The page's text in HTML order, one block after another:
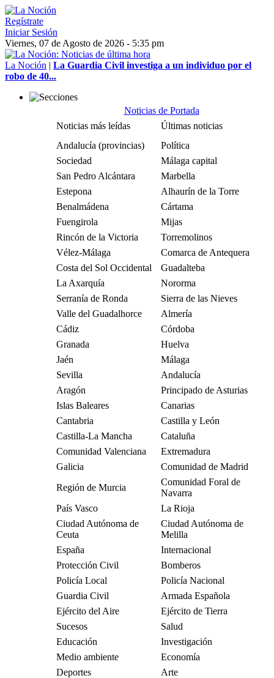
Regístrate
Iniciar Sesión
Viernes, 07 de Agosto de 2026 - 5:35 pm
La Noción | La Guardia Civil investiga a un individuo por el
robo de 40...
Noticias de Portada
Noticias más leídas
Últimas noticias
Andalucía (provincias)
Política
Sociedad
Málaga capital
San Pedro Alcántara
Marbella
Estepona
Alhaurín de la Torre
Benalmádena
Cártama
Fuengirola
Mijas
Rincón de la Victoria
Torremolinos
Vélez-Málaga
Comarca de Antequera
Costa del Sol Occidental
Guadalteba
La Axarquía
Nororma
Serranía de Ronda
Sierra de las Nieves
Valle del Guadalhorce
Almería
Cádiz
Córdoba
Granada
Huelva
Jaén
Málaga
Sevilla
Andalucía
Aragón
Principado de Asturias
Islas Baleares
Canarias
Cantabria
Castilla y León
Castilla-La Mancha
Cataluña
Comunidad Valenciana
Extremadura
Galicia
Comunidad de Madrid
Región de Murcia
Comunidad Foral de
Navarra
País Vasco
La Rioja
Ciudad Autónoma de
Ceuta
Ciudad Autónoma de
Melilla
España
Internacional
Protección Civil
Bomberos
Policía Local
Policía Nacional
Guardia Civil
Armada Española
Ejército del Aire
Ejército de Tierra
Sucesos
Salud
Educación
Investigación
Medio ambiente
Economía
Deportes
Arte